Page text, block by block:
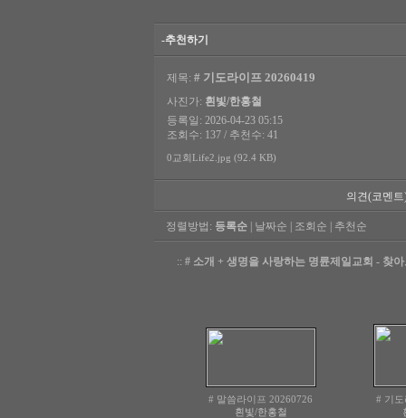
-추천하기
제목: # 기도라이프 20260419
사진가: 흰빛/한홍철
등록일: 2026-04-23 05:15
조회수: 137 / 추천수: 41
0교회Life2.jpg (92.4 KB)
의견(코멘
정렬방법: 등록순 날짜순 조회순 추천순
:: # 소개 + 생명을 사랑하는 명륜제일교회 - 찾
# 말씀라이프 20260726
흰빛/한홍철
# 기